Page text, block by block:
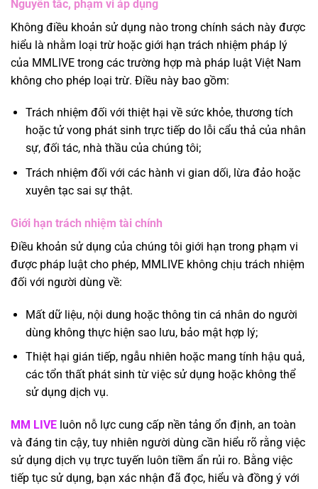
Nguyên tắc, phạm vi áp dụng
Không điều khoản sử dụng nào trong chính sách này được
hiểu là nhằm loại trừ hoặc giới hạn trách nhiệm pháp lý
của MMLIVE trong các trường hợp mà pháp luật Việt Nam
không cho phép loại trừ. Điều này bao gồm:
Trách nhiệm đối với thiệt hại về sức khỏe, thương tích
hoặc tử vong phát sinh trực tiếp do lỗi cẩu thả của nhân
sự, đối tác, nhà thầu của chúng tôi;
Trách nhiệm đối với các hành vi gian dối, lừa đảo hoặc
xuyên tạc sai sự thật.
Giới hạn trách nhiệm tài chính
Điều khoản sử dụng của chúng tôi giới hạn trong phạm vi
được pháp luật cho phép, MMLIVE không chịu trách nhiệm
đối với người dùng về:
Mất dữ liệu, nội dung hoặc thông tin cá nhân do người
dùng không thực hiện sao lưu, bảo mật hợp lý;
Thiệt hại gián tiếp, ngẫu nhiên hoặc mang tính hậu quả,
các tổn thất phát sinh từ việc sử dụng hoặc không thể
sử dụng dịch vụ.
MM LIVE luôn nỗ lực cung cấp nền tảng ổn định, an toàn
và đáng tin cậy, tuy nhiên người dùng cần hiểu rõ rằng việc
sử dụng dịch vụ trực tuyến luôn tiềm ẩn rủi ro. Bằng việc
tiếp tục sử dụng, bạn xác nhận đã đọc, hiểu và đồng ý với